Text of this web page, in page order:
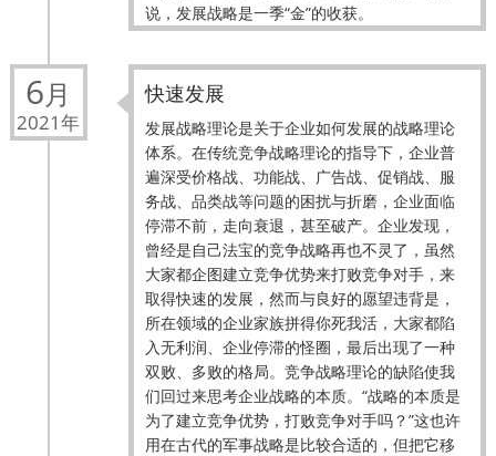
说，发展战略是一季“金”的收获。
快速发展
发展战略理论是关于企业如何发展的战略理论
体系。在传统竞争战略理论的指导下，企业普
遍深受价格战、功能战、广告战、促销战、服
务战、品类战等问题的困扰与折磨，企业面临
停滞不前，走向衰退，甚至破产。企业发现，
曾经是自己法宝的竞争战略再也不灵了，虽然
大家都企图建立竞争优势来打败竞争对手，来
取得快速的发展，然而与良好的愿望违背是，
所在领域的企业家族拼得你死我活，大家都陷
入无利润、企业停滞的怪圈，最后出现了一种
双败、多败的格局。竞争战略理论的缺陷使我
们回过来思考企业战略的本质。“战略的本质是
为了建立竞争优势，打败竞争对手吗？”这也许
用在古代的军事战略是比较合适的，但把它移
6月
2021年